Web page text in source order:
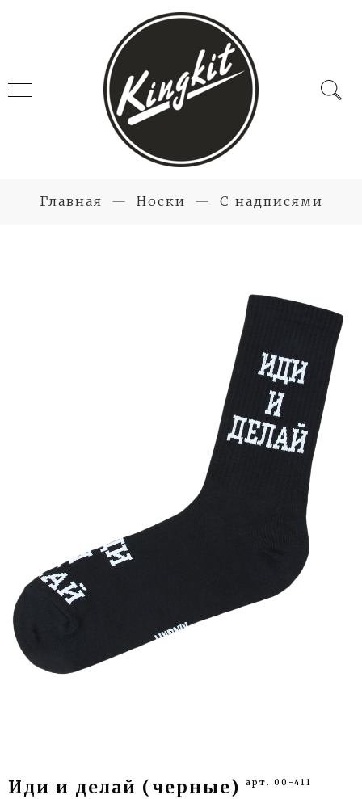
Главная Носки С надписями
Иди и делай (черные) арт. 00-411